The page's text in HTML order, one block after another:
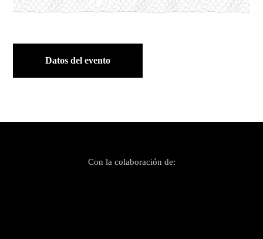
Datos del evento
Con la colaboración de: